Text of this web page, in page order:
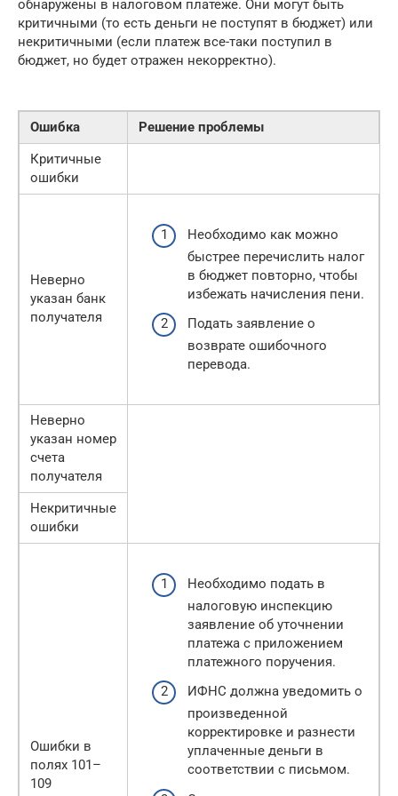
обнаружены в налоговом платеже. Они могут быть
критичными (то есть деньги не поступят в бюджет) или
некритичными (если платеж все-таки поступил в
бюджет, но будет отражен некорректно).
Ошибка
Решение проблемы
Критичные
ошибки
Неверно
указан банк
получателя
Необходимо как можно
быстрее перечислить налог
в бюджет повторно, чтобы
избежать начисления пени.
Подать заявление о
возврате ошибочного
перевода.
Неверно
указан номер
счета
получателя
Некритичные
ошибки
Ошибки в
полях 101–
109
Необходимо подать в
налоговую инспекцию
заявление об уточнении
платежа с приложением
платежного поручения.
ИФНС должна уведомить о
произведенной
корректировке и разнести
уплаченные деньги в
соответствии с письмом.